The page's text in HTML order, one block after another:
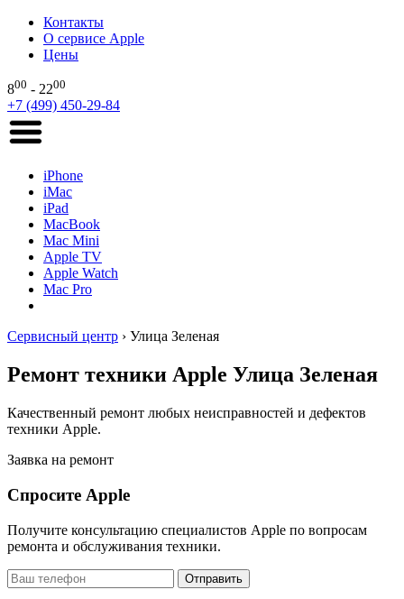
Контакты
О сервисе Apple
Цены
800 - 2200
+7 (499) 450-29-84
iPhone
iMac
iPad
MacBook
Mac Mini
Apple TV
Apple Watch
Mac Pro
Сервисный центр › Улица Зеленая
Ремонт техники Apple Улица Зеленая
Качественный ремонт любых неисправностей и дефектов
техники Apple.
Заявка на ремонт
Спросите Apple
Получите консультацию специалистов Apple по вопросам
ремонта и обслуживания техники.
Отправить